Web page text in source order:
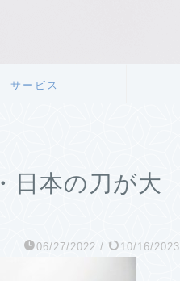
サービス
日本の刀が大
06/27/2022 / 10/16/2023